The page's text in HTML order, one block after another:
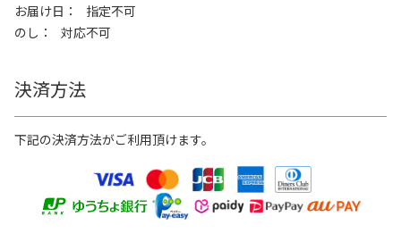
お届け日
指定不可
のし
対応不可
決済方法
下記の決済方法がご利用頂けます。